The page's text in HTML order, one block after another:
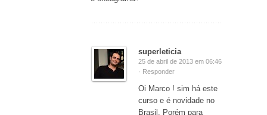
superleticia
25 de abril de 2013 em 06:46
· Responder
Oi Marco ! sim há este
curso e é novidade no
Brasil. Porém para